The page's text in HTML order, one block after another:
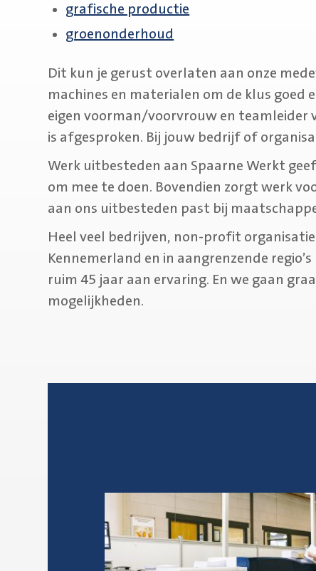
grafische productie
groenonderhoud
Dit kun je gerust overlaten aan onze
machines en materialen om de klus goed
eigen voorman/voorvrouw en teamleider
is afgesproken. Bij jouw bedrijf of
Werk uitbesteden aan Spaarne Werkt
om mee te doen. Bovendien zorgt werk
aan ons uitbesteden past bij
Heel veel bedrijven, non-profit
Kennemerland en in aangrenzende
ruim 45 jaar aan ervaring. En we gaan
mogelijkheden.